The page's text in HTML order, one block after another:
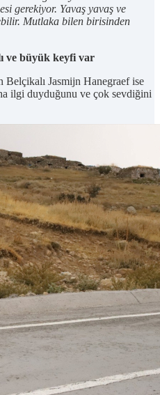
gerekiyor. Yavaş yavaş ve
Mutlaka bilen birisinden
ve büyük keyfi var
Jasmijn Hanegraef ise
ilgi duyduğunu ve çok sevdiğini